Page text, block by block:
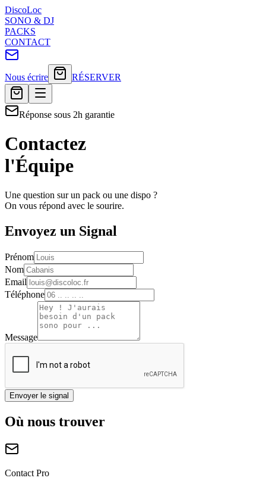
DiscoLoc
SONO & DJ
PACKS
CONTACT
Nous écrire RÉSERVER
Réponse sous 2h garantie
Contactez
l'Équipe
Une question sur un pack ou une dispo ?
On vous répond avec le sourire.
Envoyez un Signal
Prénom
Nom
Email
Téléphone
Message
Envoyer le signal
Où nous trouver
Contact Pro